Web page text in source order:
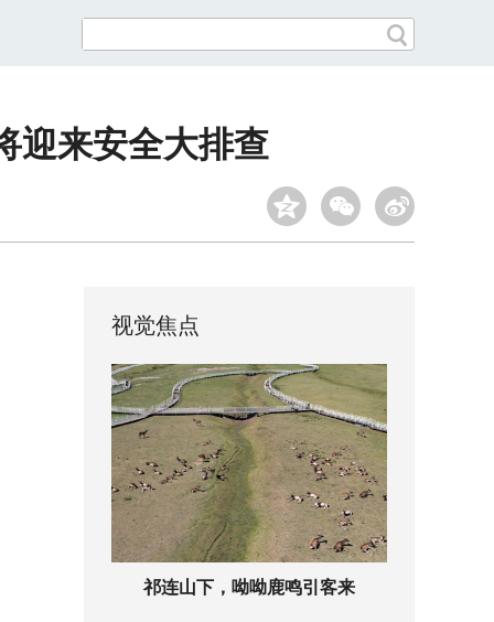
迎来安全大排查
视觉焦点
祁连山下，呦呦鹿鸣引客来